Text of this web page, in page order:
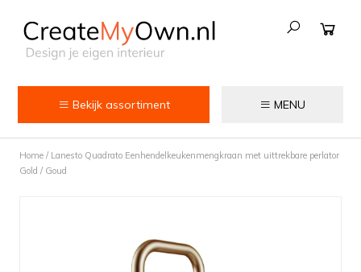
Bekijk assortiment
Kokend water kranen
MENU
Home/ Lanesto Quadrato Eenhendelkeukenmengkraan met uittrekbare perlator
Gold / Goud